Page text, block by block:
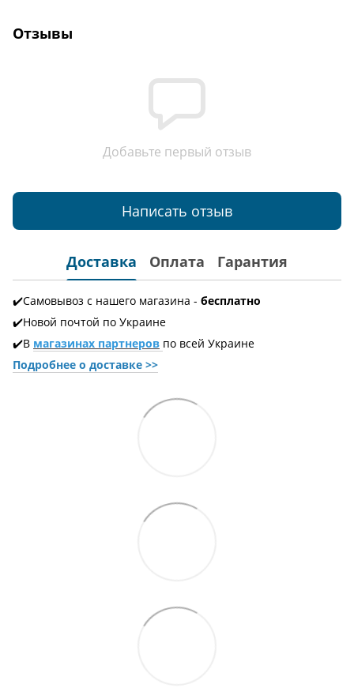
Отзывы
Добавьте первый отзыв
Написать отзыв
Доставка Оплата Гарантия
✔️Самовывоз с нашего магазина - бесплатно
✔️Новой почтой по Украине
✔️В магазинах партнеров по всей Украине
Подробнее о доставке >>